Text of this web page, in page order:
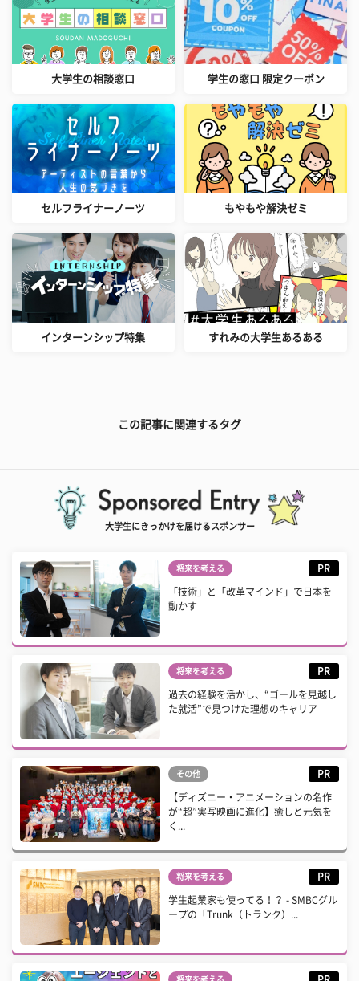
大学生の相談窓口 学生の窓口 限定クーポン
セルフライナーノーツ もやもや解決ゼミ
インターンシップ特集 すれみの大学生あるある
この記事に関連するタグ
大学生にきっかけを届けるスポンサー
将来を考える PR
「技術」と「改革マインド」で日本を
動かす
将来を考える PR
過去の経験を活かし、“ゴールを見越し
た就活”で見つけた理想のキャリア
その他 PR
【ディズニー・アニメーションの名作
が“超”実写映画に進化】癒しと元気を
く...
将来を考える PR
学生起業家も使ってる！？ - SMBCグル
ープの「Trunk（トランク）...